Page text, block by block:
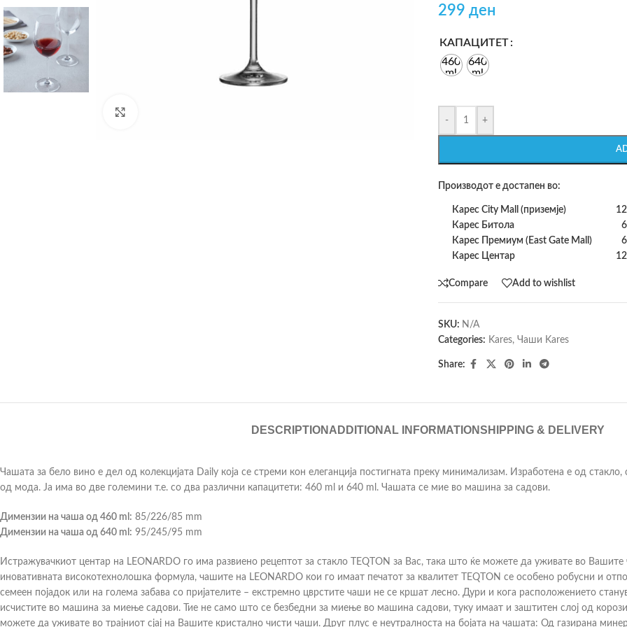
299 ден
КАПАЦИТЕТ
460
ml
640
ml
- +
Производот е достапен во:
Карес City Mall (приземје)
12
Карес Битола
6
Карес Премиум (East Gate Mall)
6
Карес Центар
12
Compare Add to wishlist
SKU: N/A
Categories: Kares, Чаши Kares
Share:
DESCRIPTION ADDITIONAL INFORMATIONSHIPPING & DELIVERY
Чашата за бело вино е дел од колекцијата Daily која се стреми кон елеганција постигната преку минимализам. Изработена е од стакло,
од мода. Ја има во две големини т.е. со два различни капацитети: 460 ml и 640 ml. Чашата се мие во машина за садови.
Димензии на чаша од 460 ml: 85/226/85 mm
Димензии на чаша од 640 ml: 95/245/95 mm
Истражувачкиот центар на LEONARDO го има развиено рецептот за стакло TEQTON за Вас, така што ќе можете да уживате во
иновативната високотехнолошка формула, чашите на LEONARDO кои го имаат печатот за квалитет TEQTON се особено робусни и
семеен појадок или на голема забава со пријателите – екстремно цврстите чаши не се кршат лесно. Дури и кога расположението
исчистите во машина за миење садови. Тие не само што се безбедни за миење во машина садови, туку имаат и заштитен слој од
можете да уживате во трајниот сјај на Вашите кристално чисти чаши. Друг плус е неутралноста на бојата на чашата: Од газирана